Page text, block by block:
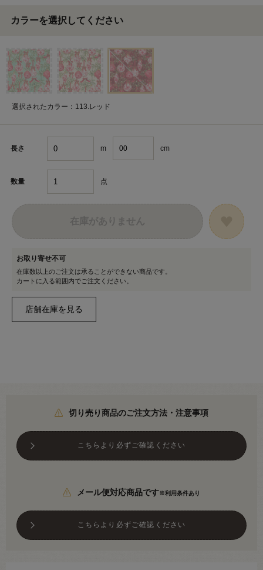
カラーを選択してください
選択されたカラー：113.レッド
長さ m cm
数量 点
在庫がありません
お取り寄せ不可
在庫数以上のご注文は承ることができない商品です。
カートに入る範囲内でご注文ください。
切り売り商品のご注文方法・注意事項
こちらより必ずご確認ください
メール便対応商品です※利用条件あり
こちらより必ずご確認ください